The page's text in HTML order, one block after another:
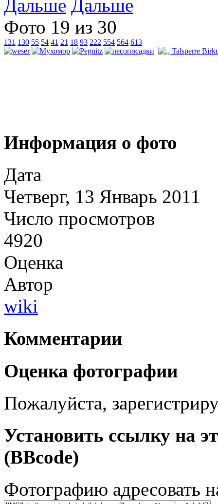
Дальше
Фото 19 из 30
131 130 55 54 41 21 18 93 222 554 564 613
Информация о фото
Дата
Четверг, 13 Январь 2011
Число просмотров
4920
Оценка
Автор
wiki
Комментарии
Оценка фотографии
Пожалуйста,
Установить ссылку на
(BBcode)
Фотографию адресовать